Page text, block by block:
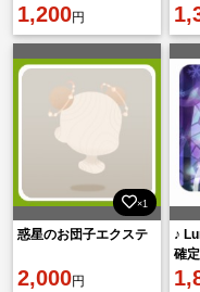
フルセット
1,200円
×1
惑星のお団子エクステ
2,000円
♪
確
ル版